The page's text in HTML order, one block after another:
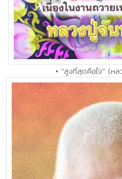
• "สูงที่สุดคือใจ" (หล